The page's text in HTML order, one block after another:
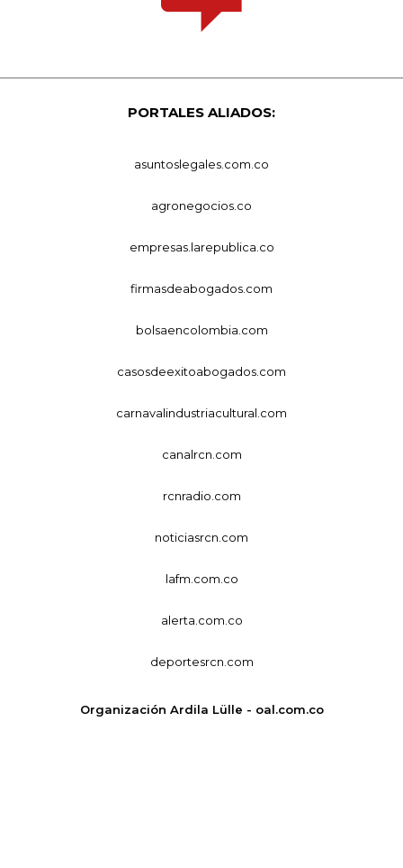
PORTALES ALIADOS:
asuntoslegales.com.co
agronegocios.co
empresas.larepublica.co
firmasdeabogados.com
bolsaencolombia.com
casosdeexitoabogados.com
carnavalindustriacultural.com
canalrcn.com
rcnradio.com
noticiasrcn.com
lafm.com.co
alerta.com.co
deportesrcn.com
Organización Ardila Lülle - oal.com.co